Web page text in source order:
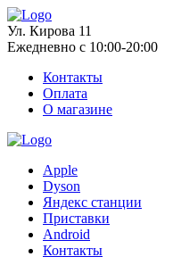
Ул. Кирова 11
Ежедневно с 10:00-20:00
Контакты
Оплата
О магазине
Apple
Dyson
Яндекс станции
Приставки
Android
Контакты